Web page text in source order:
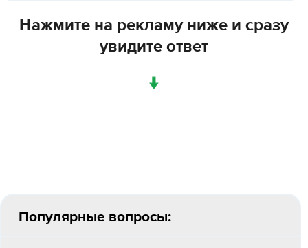
Нажмите на рекламу ниже и сразу
увидите ответ
↓
Популярные вопросы: